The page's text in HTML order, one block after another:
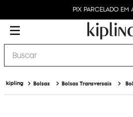
PIX PARCELADO EM
Buscar
Bolsas Bolsas Transversais